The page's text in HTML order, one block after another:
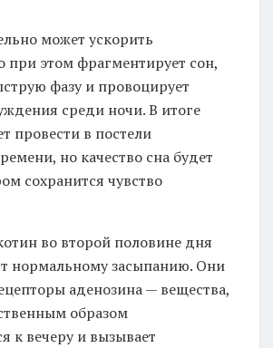
может ускорить
при этом фрагментирует сон,
фазу и провоцирует
среди ночи. В итоге
провести в постели
но качество сна будет
сохранится чувство
во второй половине дня
нормальному засыпанию. Они
аденозина — вещества,
образом
к вечеру и вызывает